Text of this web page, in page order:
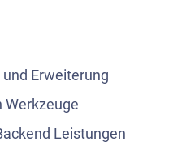
Erweiterung
Werkzeuge
Leistungen